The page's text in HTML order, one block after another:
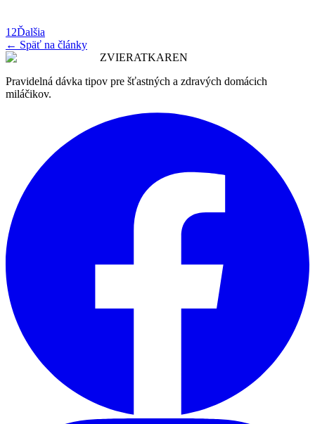
1 2Ďalšia
← Späť na články
ZVIERATKAREN
Pravidelná dávka tipov pre šťastných a zdravých domácich
miláčikov.